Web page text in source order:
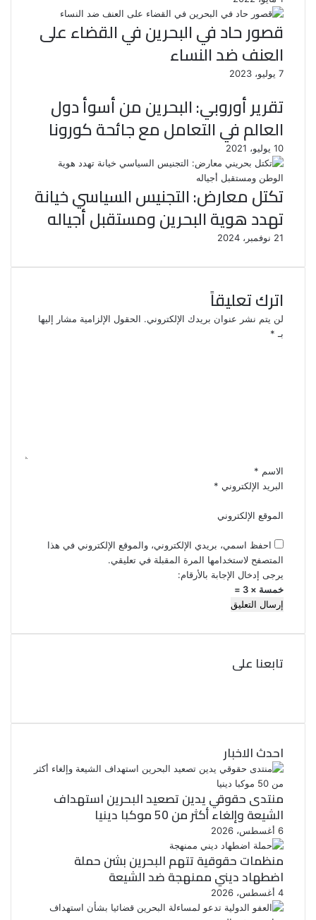
قصور حاد في البحرين في القضاء على
العنف ضد النساء
7 يوليو، 2023
تقرير أوروبي: البحرين من أسوأ دول
العالم في التعامل مع جائحة كورونا
10 يوليو، 2021
تكتل معارض: التجنيس السياسي خيانة
تهدد هوية البحرين ومستقبل أجياله
21 نوفمبر، 2024
اترك تعليقاً
لن يتم نشر عنوان بريدك الإلكتروني. الحقول الإلزامية مشار إليها
بـ *
الاسم *
البريد الإلكتروني *
الموقع الإلكتروني
احفظ اسمي، بريدي الإلكتروني، والموقع الإلكتروني في هذا
المتصفح لاستخدامها المرة المقبلة في تعليقي.
يرجى إدخال الإجابة بالأرقام:
خمسة × 3 =
تابعنا على
ب
ك
ي
ر
احدث الاخبار
منتدى حقوقي يدين تصعيد البحرين استهداف
الشيعة وإلغاء أكثر من 50 موكبا دينيا
6 أغسطس، 2026
منظمات حقوقية تتهم البحرين بشن حملة
اضطهاد ديني ممنهجة ضد الشيعة
4 أغسطس، 2026